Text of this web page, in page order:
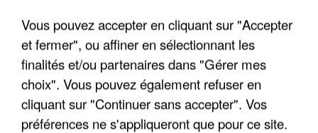
INTERPELLÉ EN ALGÉRIE
Vous pouvez accepter en cliquant sur "Accepter
et fermer", ou affiner en sélectionnant les
finalités et/ou partenaires dans "Gérer mes
choix". Vous pouvez également refuser en
cliquant sur "Continuer sans accepter". Vos
préférences ne s'appliqueront que pour ce site.